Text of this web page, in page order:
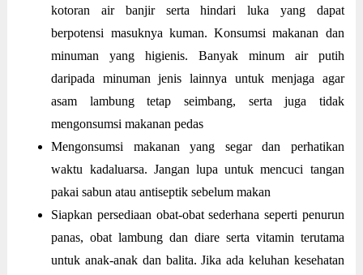
kotoran air banjir serta hindari luka yang dapat
berpotensi masuknya kuman. Konsumsi makanan dan
minuman yang higienis. Banyak minum air putih
daripada minuman jenis lainnya untuk menjaga agar
asam lambung tetap seimbang, serta juga tidak
mengonsumsi makanan pedas
Mengonsumsi makanan yang segar dan perhatikan
waktu kadaluarsa. Jangan lupa untuk mencuci tangan
pakai sabun atau antiseptik sebelum makan
Siapkan persediaan obat-obat sederhana seperti penurun
panas, obat lambung dan diare serta vitamin terutama
untuk anak-anak dan balita. Jika ada keluhan kesehatan